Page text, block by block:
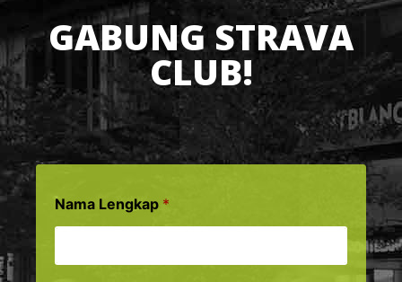
GABUNG STRAVA
CLUB!
Nama Lengkap *